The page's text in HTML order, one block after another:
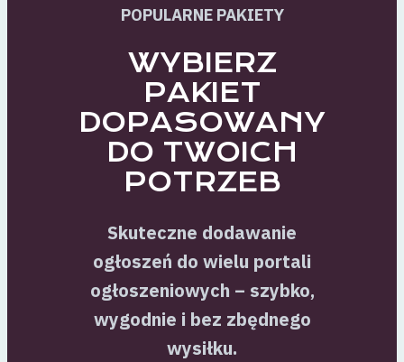
POPULARNE PAKIETY
WYBIERZ
PAKIET
DOPASOWANY
DO TWOICH
POTRZEB
Skuteczne dodawanie
ogłoszeń do wielu portali
ogłoszeniowych – szybko,
wygodnie i bez zbędnego
wysiłku.